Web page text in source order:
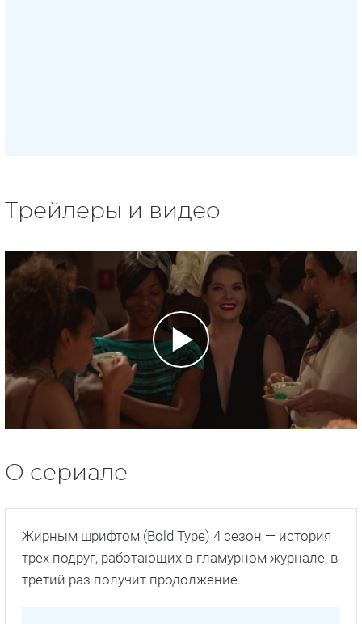
Трейлеры и видео
О сериале
Жирным шрифтом (Bold Type) 4 сезон — история
трех подруг, работающих в гламурном журнале, в
третий раз получит продолжение.